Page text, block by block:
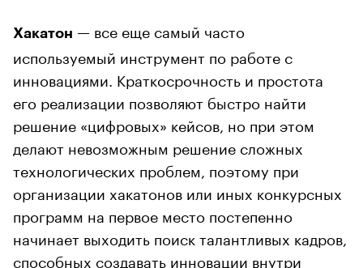
Хакатон — все еще самый часто
используемый инструмент по работе с
инновациями. Краткосрочность и простота
его реализации позволяют быстро найти
решение «цифровых» кейсов, но при этом
делают невозможным решение сложных
технологических проблем, поэтому при
организации хакатонов или иных конкурсных
программ на первое место постепенно
начинает выходить поиск талантливых кадров,
способных создавать инновации внутри